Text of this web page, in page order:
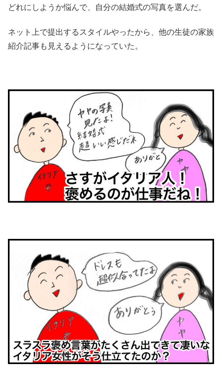
どれにしようか悩んで、自分の結婚式の写真を選んだ。
ネット上で提出するスタイルやったから、他の生徒の家族
紹介記事も見えるようになっていた。